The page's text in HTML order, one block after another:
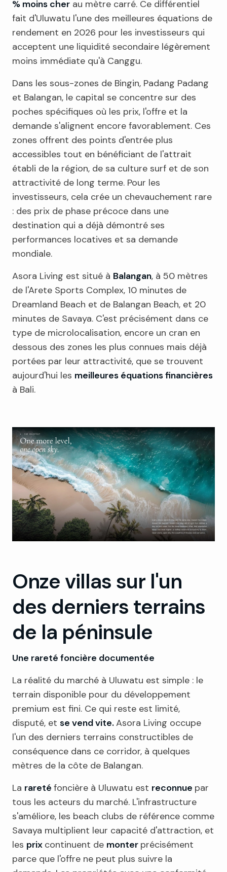
% moins cher au mètre carré. Ce différentiel
fait d'Uluwatu l'une des meilleures équations de
rendement en 2026 pour les investisseurs qui
acceptent une liquidité secondaire légèrement
moins immédiate qu'à Canggu.
Dans les sous-zones de Bingin, Padang Padang
et Balangan, le capital se concentre sur des
poches spécifiques où les prix, l'offre et la
demande s'alignent encore favorablement. Ces
zones offrent des points d'entrée plus
accessibles tout en bénéficiant de l'attrait
établi de la région, de sa culture surf et de son
attractivité de long terme. Pour les
investisseurs, cela crée un chevauchement rare
: des prix de phase précoce dans une
destination qui a déjà démontré ses
performances locatives et sa demande
mondiale.
Asora Living est situé à Balangan, à 50 mètres
de l'Arete Sports Complex, 10 minutes de
Dreamland Beach et de Balangan Beach, et 20
minutes de Savaya. C'est précisément dans ce
type de microlocalisation, encore un cran en
dessous des zones les plus connues mais déjà
portées par leur attractivité, que se trouvent
aujourd'hui les meilleures équations financières
à Bali.
Onze villas sur l'un
des derniers terrains
de la péninsule
Une rareté foncière documentée
La réalité du marché à Uluwatu est simple : le
terrain disponible pour du développement
premium est fini. Ce qui reste est limité,
disputé, et se vend vite.Asora Living occupe
l'un des derniers terrains constructibles de
conséquence dans ce corridor, à quelques
mètres de la côte de Balangan.
La rareté foncière à Uluwatu est reconnue par
tous les acteurs du marché. L'infrastructure
s'améliore, les beach clubs de référence comme
Savaya multiplient leur capacité d'attraction, et
les prix continuent de monter précisément
parce que l'offre ne peut plus suivre la